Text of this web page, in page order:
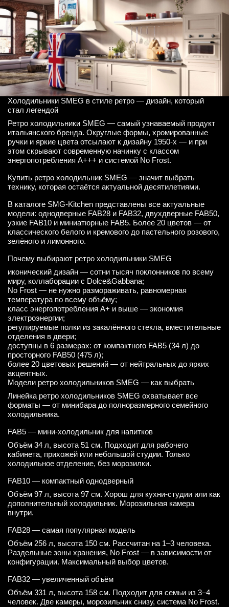
Холодильники SMEG в стиле ретро — дизайн, который
стал легендой
Ретро холодильники SMEG — самый узнаваемый продукт
итальянского бренда. Округлые формы, хромированные
ручки и яркие цвета отсылают к дизайну 1950-х — и при
этом скрывают современную начинку с классом
энергопотребления A+++ и системой No Frost.
Купить ретро холодильник SMEG — значит выбрать
технику, которая остаётся актуальной десятилетиями.
В каталоге SMG-Kitchen представлены все актуальные
модели: однодверные FAB28 и FAB32, двухдверные FAB50,
узкие FAB10 и миниатюрные FAB5. Более 20 цветов — от
классического белого и кремового до пастельного розового,
зелёного и лимонного.
Почему выбирают ретро холодильники SMEG
иконический дизайн — сотни тысяч поклонников по всему
миру, коллаборации с Dolce&Gabbana;
No Frost — не нужно размораживать, равномерная
температура по всему объёму;
класс энергопотребления A+ и выше — экономия
электроэнергии;
регулируемые полки из закалённого стекла, вместительные
отделения в двери;
доступны в 6 размерах: от компактного FAB5 (34 л) до
просторного FAB50 (475 л);
более 20 цветовых решений — от нейтральных до ярких
акцентных.
Модели ретро холодильников SMEG — как выбрать
Линейка ретро холодильников SMEG охватывает все
форматы — от минибара до полноразмерного семейного
холодильника.
FAB5 — мини-холодильник для напитков
Объём 34 л, высота 51 см. Подходит для рабочего
кабинета, прихожей или небольшой студии. Только
холодильное отделение, без морозилки.
FAB10 — компактный однодверный
Объём 97 л, высота 97 см. Хорош для кухни-студии или как
дополнительный холодильник. Морозильная камера
внутри.
FAB28 — самая популярная модель
Объём 256 л, высота 150 см. Рассчитан на 1–3 человека.
Раздельные зоны хранения, No Frost — в зависимости от
конфигурации. Максимальный выбор цветов.
FAB32 — увеличенный объём
Объём 331 л, высота 158 см. Подходит для семьи из 3–4
человек. Две камеры, морозильник снизу, система No Frost.